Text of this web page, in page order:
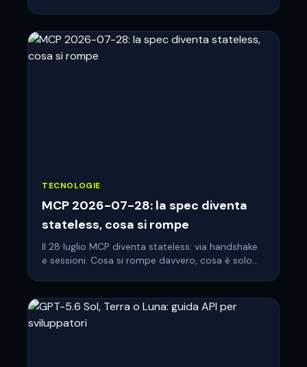
TECNOLOGIE
MCP 2026-07-28: la spec diventa
stateless, cosa si rompe
Il 28 luglio MCP diventa stateless: via handshake
e sessioni. Cosa si rompe davvero, cosa è solo